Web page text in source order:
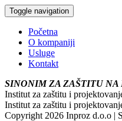
Toggle navigation
Početna
O kompaniji
Usluge
Kontakt
SINONIM ZA ZAŠTITU NA
Institut za zaštitu i
Institut za zaštitu i
Copyright 2026 Inproz d.o.o |